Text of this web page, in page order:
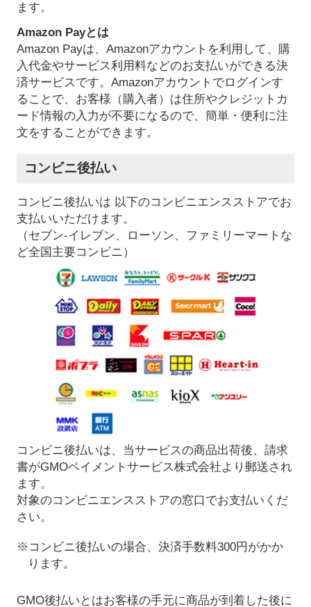
ます。
Amazon Payとは
Amazon Payは、Amazonアカウントを利用して、購
入代金やサービス利用料などのお支払いができる決
済サービスです。Amazonアカウントでログインす
ることで、お客様（購入者）は住所やクレジットカ
ード情報の入力が不要になるので、簡単・便利に注
文をすることができます。
コンビニ後払い
コンビニ後払いは 以下のコンビニエンスストアでお
支払いいただけます。
（セブン-イレブン、ローソン、ファミリーマートな
ど全国主要コンビニ）
コンビニ後払いは、当サービスの商品出荷後、請求
書がGMOペイメントサービス株式会社より郵送され
ます。
対象のコンビニエンスストアの窓口でお支払いくだ
さい。
※コンビニ後払いの場合、決済手数料300円がかか
ります。
GMO後払いとはお客様の手元に商品が到着した後に